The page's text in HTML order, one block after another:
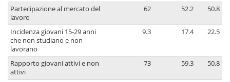
Partecipazione al mercato del
lavoro
62 52.2 50.8
Incidenza giovani 15-29 anni
che non studiano e non
lavorano
9.3 17.4 22.5
Rapporto giovani attivi e non
attivi
73 59.3 50.8